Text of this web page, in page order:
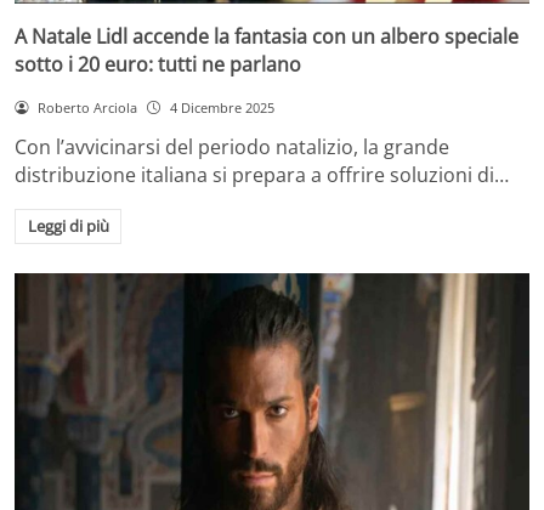
A Natale Lidl accende la fantasia con un albero speciale
sotto i 20 euro: tutti ne parlano
Roberto Arciola 4 Dicembre 2025
Con l’avvicinarsi del periodo natalizio, la grande
distribuzione italiana si prepara a offrire soluzioni di…
Leggi di più